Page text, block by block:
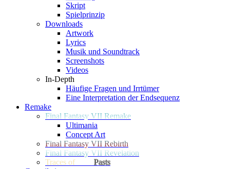
Skript
Spielprinzip
Downloads
Artwork
Lyrics
Musik und Soundtrack
Screenshots
Videos
In-Depth
Häufige Fragen und Irrtümer
Eine Interpretation der Endsequenz
Remake
Final Fantasy VII Remake
Ultimania
Concept Art
Final Fantasy VII Rebirth
Final Fantasy VII Revelation
Traces of
Pasts